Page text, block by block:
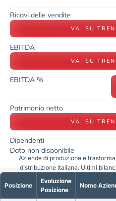
Ricavi delle vendite
VAI SU
EBITDA
VAI SU
EBITDA %
Patrimonio netto
VAI SU
Dipendenti
Dato non disponibile
Posizione
Evoluzione
Posizione
Nome
Aziende di produzione e
distribuzione italiana. Ultimi